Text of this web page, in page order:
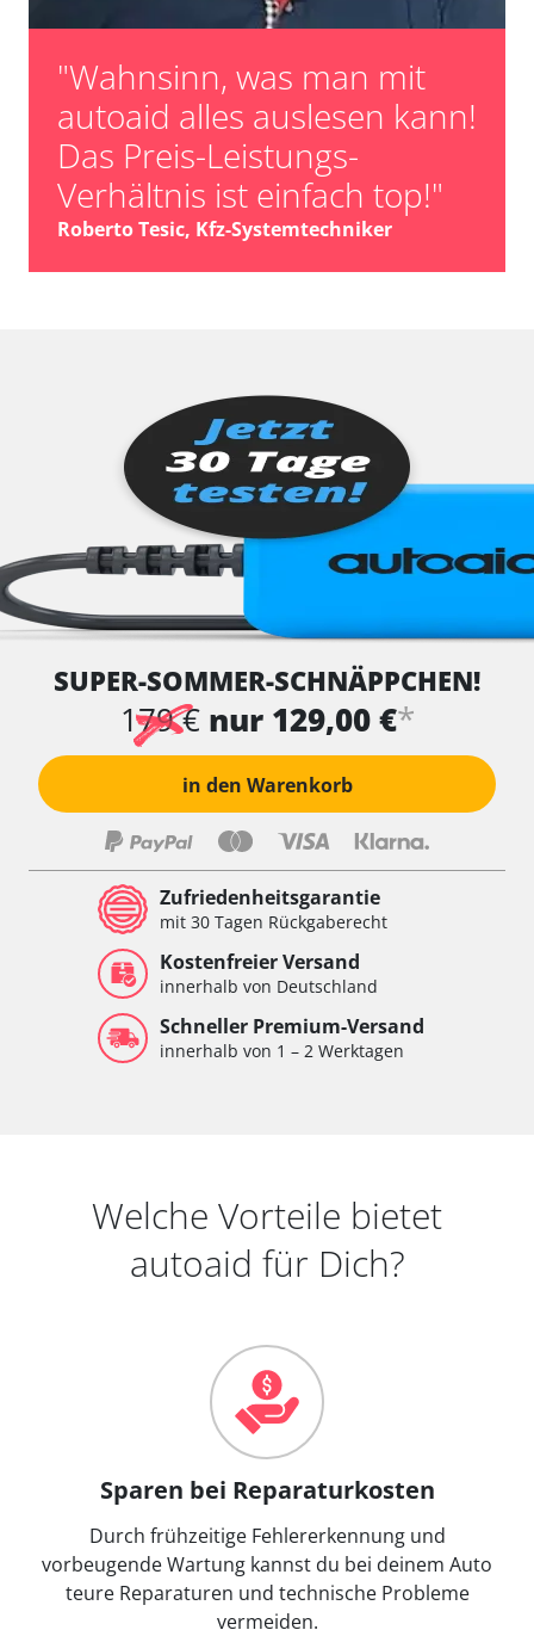
"Wahnsinn, was man mit
autoaid alles auslesen kann!
Das Preis-Leistungs-
Verhältnis ist einfach top!"
Roberto Tesic, Kfz-Systemtechniker
SUPER-SOMMER-SCHNÄPPCHEN!
179 € nur 129,00 €*
in den Warenkorb
Zufriedenheitsgarantie
mit 30 Tagen Rückgaberecht
Kostenfreier Versand
innerhalb von Deutschland
Schneller Premium-Versand
innerhalb von 1 – 2 Werktagen
Welche Vorteile bietet
autoaid für Dich?
Sparen bei Reparaturkosten
Durch frühzeitige Fehlererkennung und
vorbeugende Wartung kannst du bei deinem Auto
teure Reparaturen und technische Probleme
vermeiden.